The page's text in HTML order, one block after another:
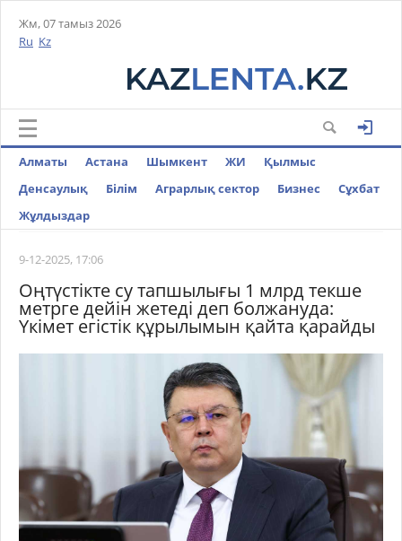
Жм, 07 тамыз 2026
Ru Kz
Алматы Астана Шымкент ЖИ
Қылмыс
Денсаулық
Білім Аграрлық сектор Бизнес
Cұхбат
Жұлдыздар
9-12-2025, 17:06
Оңтүстікте су тапшылығы 1 млрд текше
метрге дейін жетеді деп болжануда:
Үкімет егістік құрылымын қайта қарайды